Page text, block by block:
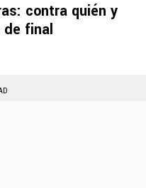
contra quién y
de final